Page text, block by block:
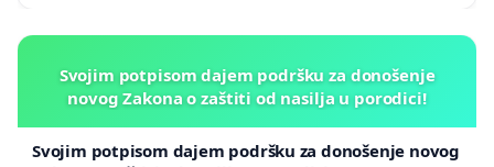
Svojim potpisom dajem podršku za donošenje
novog Zakona o zaštiti od nasilja u porodici!
Svojim potpisom dajem podršku za donošenje novog